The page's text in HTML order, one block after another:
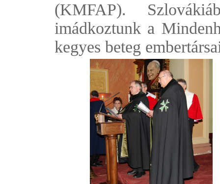
(KMFAP).
imádkoztunk a
kegyes beteg